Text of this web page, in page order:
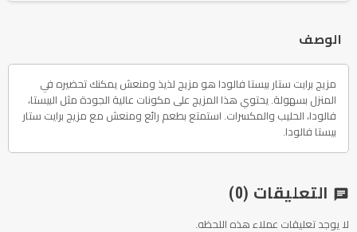
الوصف
مزيج برايت ستار بيستا فالودا هو مزيج لذيذ ومنعش يمكنك تحضيره في
المنزل بسهولة. يحتوي هذا المزيج على مكونات عالية الجودة مثل البيستا،
فالودا، الحليب والمكسرات. استمتع بطعم رائع ومنعش مع مزيج برايت ستار
بيستا فالودا.
chat التعليقات (0)
لا يوجد تعليقات عملاء هذه اللحظه.